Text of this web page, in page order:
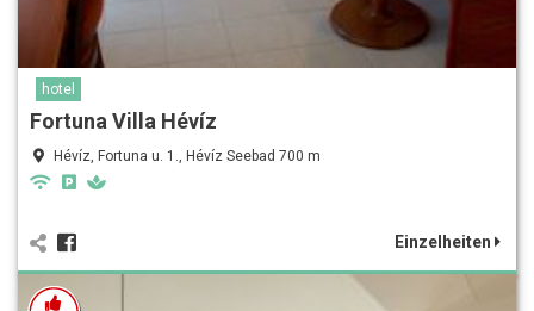
hotel
Fortuna Villa Hévíz
Hévíz, Fortuna u. 1., Hévíz Seebad 700 m
Einzelheiten